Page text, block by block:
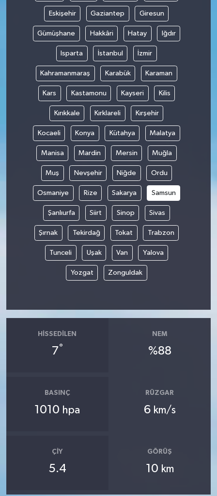
Eskişehir Gaziantep Giresun
Gümüşhane Hakkâri Hatay Iğdır
Isparta İstanbul İzmir
Kahramanmaraş Karabük Karaman
Kars Kastamonu Kayseri Kilis
Kırıkkale Kırklareli Kırşehir
Kocaeli Konya Kütahya Malatya
Manisa Mardin Mersin Muğla
Muş Nevşehir Niğde Ordu
Osmaniye Rize Sakarya Samsun
Şanlıurfa Siirt Sinop Sivas
Şırnak Tekirdağ Tokat Trabzon
Tunceli Uşak Van Yalova
Yozgat Zonguldak
HISSEDILEN
7°
NEM
%88
BASINÇ
1010 hpa
RÜZGAR
6 km/s
ÇIY
5.4
GÖRÜŞ
10 km